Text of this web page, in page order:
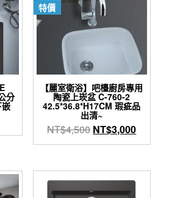
分
特價
【麗室衛浴】吧檯廚房專用
陶瓷上崁盆 C-760-2
42.5*36.8*H17CM 瑕疵品
出清~
NT$4,500 原
始
格：
NT$4,500。
NT$3,000目
前
格：